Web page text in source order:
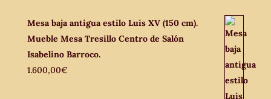
Mesa baja antigua estilo Luis XV (150 cm).
Mueble Mesa Tresillo Centro de Salón
Isabelino Barroco.
1.600,00€